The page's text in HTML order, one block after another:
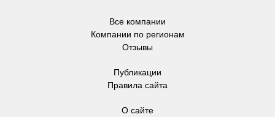
Все компании
Компании по регионам
Отзывы
Публикации
Правила сайта
О сайте